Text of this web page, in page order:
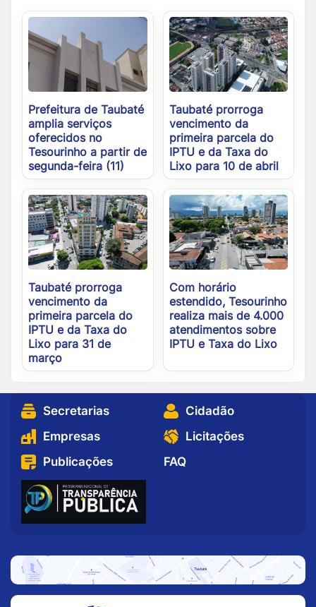
Prefeitura de Taubaté
amplia serviços
oferecidos no
Tesourinho a partir de
segunda-feira (11)
Taubaté prorroga
vencimento da
primeira parcela do
IPTU e da Taxa do
Lixo para 10 de abril
Taubaté prorroga
vencimento da
primeira parcela do
IPTU e da Taxa do
Lixo para 31 de
março
Com horário
estendido, Tesourinho
realiza mais de 4.000
atendimentos sobre
IPTU e Taxa do Lixo
Secretarias
Cidadão
Empresas
Licitações
Publicações
FAQ